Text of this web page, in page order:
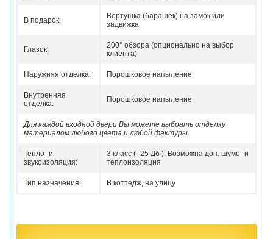
В подарок:
Вертушка (барашек) на замок или
задвижка
Глазок:
200° обзора (опционально на выбор
клиента)
Наружняя отделка: Порошковое напыление
Внутренняя
отделка:
Порошковое напыление
Для каждой входной двери Вы можете выбрать отделку
материалом любого цвета и любой фактуры.
Тепло- и
звукоизоляция:
3 класс ( -25 Дб ). Возможна доп. шумо- и
теплоизоляция
Тип назначения: В коттедж, на улицу